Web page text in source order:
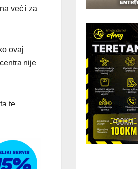
već i za
ovaj
nije
te